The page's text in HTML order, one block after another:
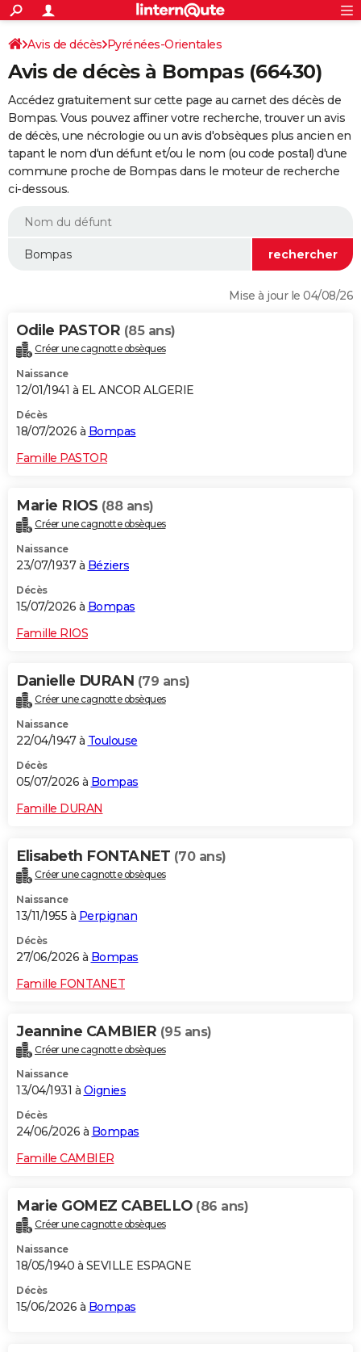
ACTUALITÉS
Politique
Société
Faits Divers
Education
Monde
Villes
+
SPORT
Coupe du monde 2026
Football
Tennis
Cyclisme
Rugby
Forum
Programme TV
TNT
Streaming
Cinéma
Sorties cinéma
Musique
+
FINANCE
Retraite
Epargne
Immobilier
Risques naturels par ville
Assurance
AUTO
Essais
Réserver un essai
Citadines
Berlines
SUV
Forum auto
+HIGH-TECH
BRICOLAGE
WEEK-END
Alimentation
Guide de la santé
Maladies
Médicaments
Sommeil
VOYAGE
Destinations
City break
Voyage nature
Voyage de noces
Forum
Climat
+PHOTO
GUIDES D'ACHAT
Carte de Noël
Carte Bonne année
Carte Saint-Valentin
Carte Pâques
Carte d'anniversaire
DICTIONNAIRE
Dictionnaire
Biographies
Citations
Expressions
Proverbes
PROGRAMME TV
S'inscrire
Se connecter
Lycées
Collèges
Primaires
Universités
Entreprises
Service militaire
Avis de recherche
AVIS DE DÉCÈS
FORUM
Bricolage
Culture
Television
Voyage
S'inscrire
Connexion
Avis de décès Pyrénées-Orientales
Avis de décès à Bompas (66430)
Accédez gratuitement sur cette page au carnet des décès de
Bompas. Vous pouvez affiner votre recherche, trouver un avis
de décès, une nécrologie ou un avis d'obsèques plus ancien en
tapant le nom d'un défunt et/ou le nom (ou code postal) d'une
commune proche de Bompas dans le moteur de recherche
ci-dessous.
Mise à jour le 04/08/26
Odile PASTOR (85 ans)
Créer une cagnotte obsèques
Naissance
12/01/1941 à EL ANCOR ALGERIE
Décès
18/07/2026 à Bompas
Famille PASTOR
Marie RIOS (88 ans)
Créer une cagnotte obsèques
Naissance
23/07/1937 à Béziers
Décès
15/07/2026 à Bompas
Famille RIOS
Danielle DURAN (79 ans)
Créer une cagnotte obsèques
Naissance
22/04/1947 à Toulouse
Décès
05/07/2026 à Bompas
Famille DURAN
Elisabeth FONTANET (70 ans)
Créer une cagnotte obsèques
Naissance
13/11/1955 à Perpignan
Décès
27/06/2026 à Bompas
Famille FONTANET
Jeannine CAMBIER (95 ans)
Créer une cagnotte obsèques
Naissance
13/04/1931 à Oignies
Décès
24/06/2026 à Bompas
Famille CAMBIER
Marie GOMEZ CABELLO (86 ans)
Créer une cagnotte obsèques
Naissance
18/05/1940 à SEVILLE ESPAGNE
Décès
15/06/2026 à Bompas